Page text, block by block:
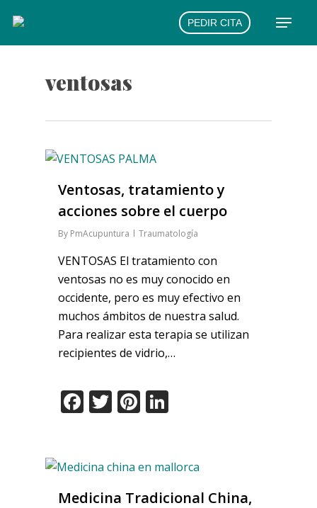
main
PEDIR CITA Menu
ventosas
Ventosas, tratamiento y
acciones sobre el cuerpo
By PmAcupuntura Traumatología
VENTOSAS El tratamiento con
ventosas no es muy conocido en
occidente, pero es muy efectivo en
muchos ámbitos de nuestra salud.
Para realizar esta terapia se utilizan
recipientes de vidrio,…
Facebook
TwitterPinterest
Medicina Tradicional China,